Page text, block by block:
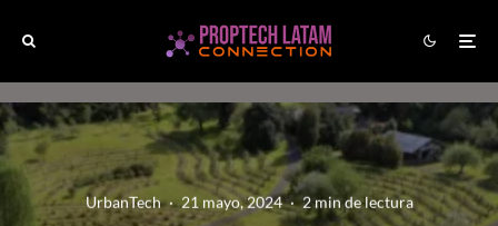
UrbanTech · 21 mayo, 2024 · 2 min de lectura